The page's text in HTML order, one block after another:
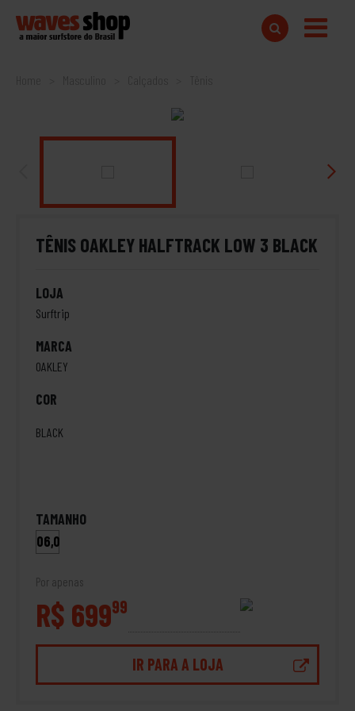
Home
TÊNIS OAKLEY HALFTRACK LOW 3 BLACK
LOJA
Surftrip
MARCA
OAKLEY
COR
BLACK
TAMANHO
06,0
Por apenas
R$ 69999
IR PARA A LOJA